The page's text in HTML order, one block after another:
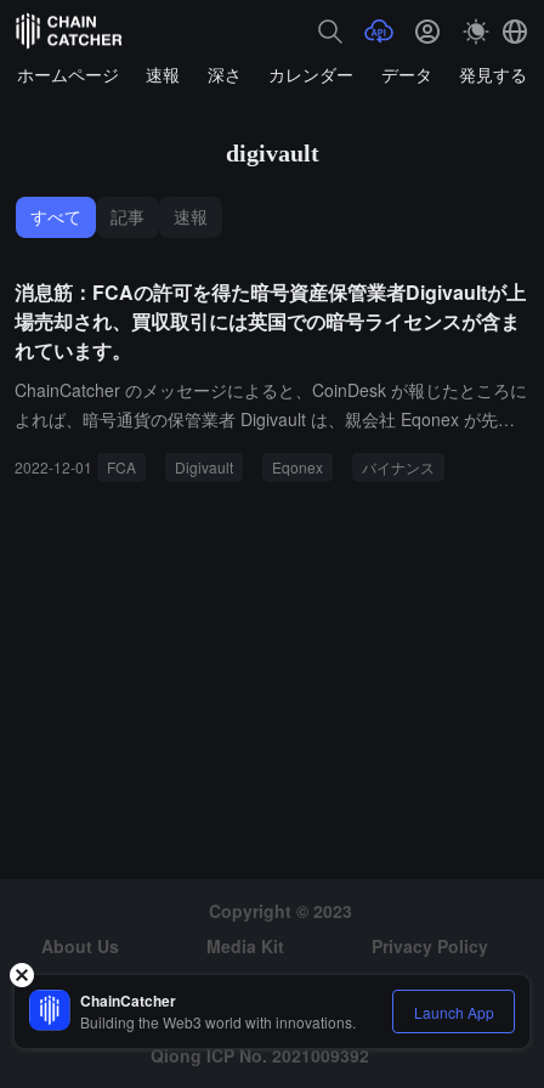
ホームページ 速報 深さ カレンダー データ 発見する
digivault
すべて 記事 速報
消息筋：FCAの許可を得た暗号資産保管業者Digivaultが上
場売却され、買収取引には英国での暗号ライセンスが含ま
れています。
ChainCatcher のメッセージによると、CoinDesk が報じたところに
よれば、暗号通貨の保管業者 Digivault は、親会社 Eqonex が先週
です。親会社 Eqonex は、バイナンス傘下の決済会社 Bitfinity の買
2022-12-01 FCA Digivault Eqonex バイナンス
Copyright © 2023
About Us
Media Kit
Privacy Policy
Risk Warning
Hiring
Qiong ICP No. 2021009392
ChainCatcher
Building the Web3 world with innovations. Launch App